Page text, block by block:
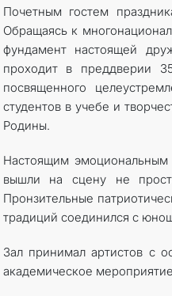
Почетным гостем
Обращаясь к
фундамент настоящей
проходит в преддверии
посвященного
студентов в учебе и
Родины.
Настоящим эмоциональным
вышли на сцену не
Пронзительные
традиций соединился с
Зал принимал артистов с
академическое